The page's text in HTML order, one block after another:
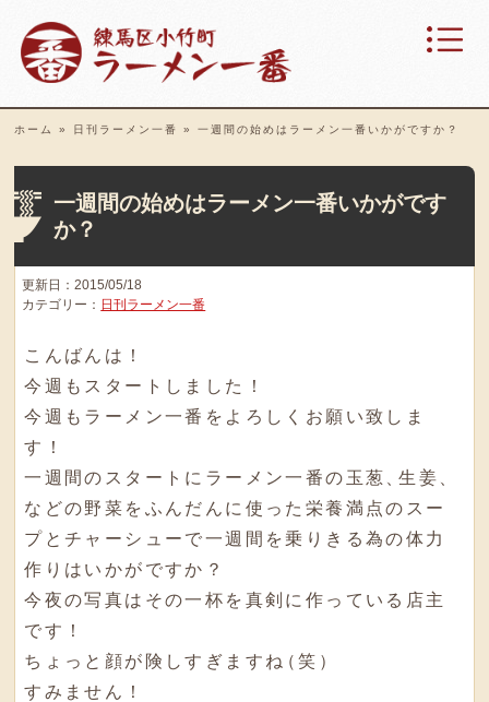
ホーム » 日刊ラーメン一番 » 一週間の始めはラーメン一番いかがですか？
一週間の始めはラーメン一番いかがです
か？
更新日：2015/05/18
カテゴリー： 日刊ラーメン一番
こんばんは！
今週もスタートしました！
今週もラーメン一番をよろしくお願い致しま
す！
一週間のスタートにラーメン一番の玉葱
、生姜
などの野菜をふんだんに使った栄養満点のスー
プとチャーシューで一週間を乗りきる為の体力
作りはいかがですか？
今夜の写真はその一杯を真剣に作っている店主
です！
ちょっと顔が険しすぎますね（笑 ）
すみません！